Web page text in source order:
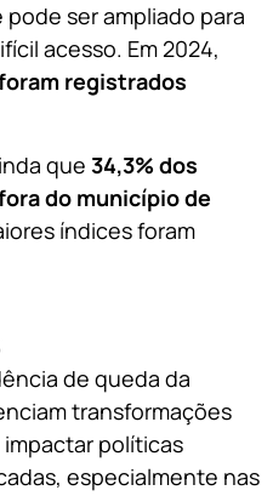
pode ser ampliado para
acesso. Em 2024,
registrados
que 34,3% dos
do município de
índices foram
de queda da
transformações
políticas
especialmente nas